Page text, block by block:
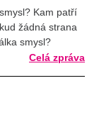
Kam patří
žádná strana
smysl?
Celá zpráva